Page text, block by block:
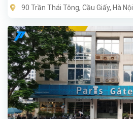
90 Trần Thái Tông, Cầu Giấy, Hà Nội